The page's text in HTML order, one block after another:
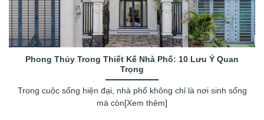
Phong Thủy Trong Thiết Kế Nhà Phố: 10 Lưu Ý Quan
Trọng
Trong cuộc sống hiện đại, nhà phố không chỉ là nơi sinh sống
mà còn[Xem thêm]